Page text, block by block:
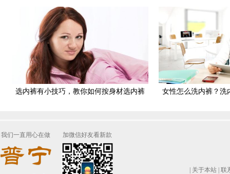
选内裤有小技巧，教你如何按身材选内裤 女性怎么洗内裤？洗
关于本站 联
我们一直用心在做 加微信好友看新款